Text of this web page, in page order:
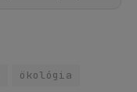
ökológia